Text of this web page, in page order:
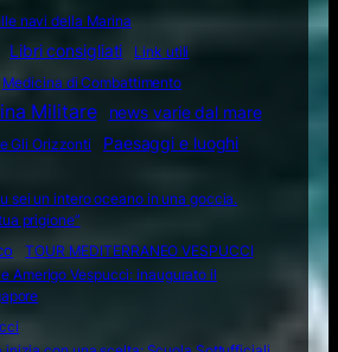
navi della Marina
Libri consigliati Link utili
Medicina di Combattimento
Militare
news varie dal mare
Gli Orizzonti
Paesaggi e luoghi
sei un intero oceano in una goccia.
prigione”
TOUR MEDITERRANEO VESPUCCI
Amerigo Vespucci: inaugurato il